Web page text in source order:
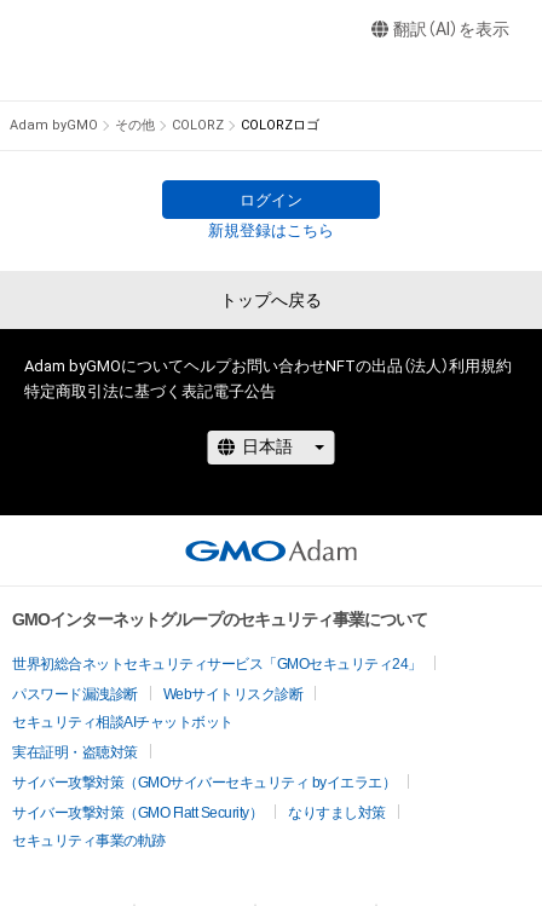
原因で発生したものであっても、本アイテムの著作権を有する
このアイテムに関するお問い合わせ先
翻訳（AI）を表示
Adam byGMO その他 COLORZ COLORZロゴ
ログイン
新規登録はこちら
トップへ戻る
Adam byGMOについてヘルプお問い合わせNFTの出品（法人）利用規約
特定商取引法に基づく表記電子公告
GMOインターネットグループのセキュリティ事業について
世界初総合ネットセキュリティサービス「GMOセキュリティ24」
パスワード漏洩診断
Webサイトリスク診断
セキュリティ相談AIチャットボット
実在証明・盗聴対策
サイバー攻撃対策（GMOサイバーセキュリティ byイエラエ）
サイバー攻撃対策（GMO Flatt Security）
なりすまし対策
セキュリティ事業の軌跡